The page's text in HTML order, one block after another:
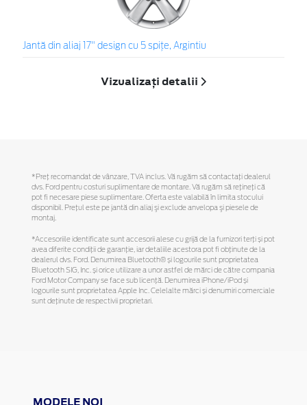
Jantă din aliaj 17" design cu 5 spiţe, Argintiu
Vizualizați detalii
*Preţ recomandat de vânzare, TVA inclus. Vă rugăm să contactaţi dealerul
dvs. Ford pentru costuri suplimentare de montare. Vă rugăm să reţineţi că
pot fi necesare piese suplimentare. Oferta este valabilă în limita stocului
disponibil. Preţul este pe jantă din aliaj şi exclude anvelopa şi piesele de
montaj.
*Accesoriile identificate sunt accesorii alese cu grijă de la furnizori terți și pot
avea diferite condiții de garanție, iar detaliile acestora pot fi obținute de la
dealerul dvs. Ford. Denumirea Bluetooth® și logourile sunt proprietatea
Bluetooth SIG, Inc. și orice utilizare a unor astfel de mărci de către compania
Ford Motor Company se face sub licență. Denumirea iPhone/iPod și
logourile sunt proprietatea Apple Inc. Celelalte mărci și denumiri comerciale
sunt deținute de respectivii proprietari.
MODELE NOI